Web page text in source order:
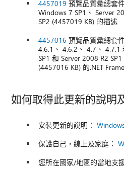
4457019 預覽品質彙總套
Windows 7 SP1、 Server
SP2 (4457019 KB) 的描述
4457016 預覽品質彙總套
4.6.1、 4.6.2、 4.7、
SP1 和 Server 2008 R2
(4457016 KB) 的.NET
如何取得此更新的說明
安裝更新的說明：
保護自己，線上及家庭：
您所在國家/地區的當地支